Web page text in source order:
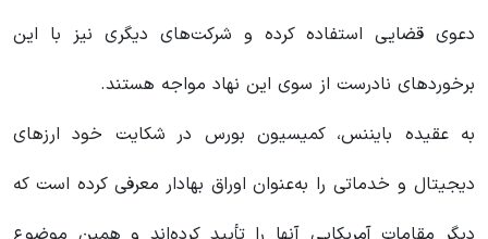
دعوی قضایی استفاده کرده و شرکت‌های دیگری نیز با این
برخوردهای نادرست از سوی این نهاد مواجه هستند.
به عقیده بایننس، کمیسیون بورس در شکایت خود ارزهای
دیجیتال و خدماتی را به‌عنوان اوراق بهادار معرفی کرده است که